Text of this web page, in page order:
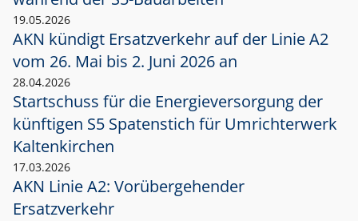
19.05.2026
AKN kündigt Ersatzverkehr auf der Linie A2
vom 26. Mai bis 2. Juni 2026 an
28.04.2026
Startschuss für die Energieversorgung der
künftigen S5 Spatenstich für Umrichterwerk
Kaltenkirchen
17.03.2026
AKN Linie A2: Vorübergehender
Ersatzverkehr